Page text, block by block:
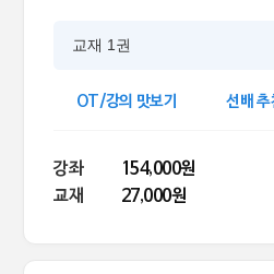
교재 1권
OT/강의 맛보기 선배 추
강좌
154,000원
교재
27,000원